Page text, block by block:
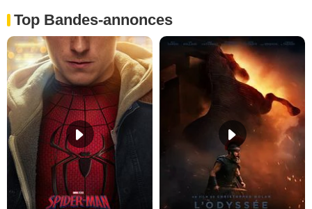
Top Bandes-annonces